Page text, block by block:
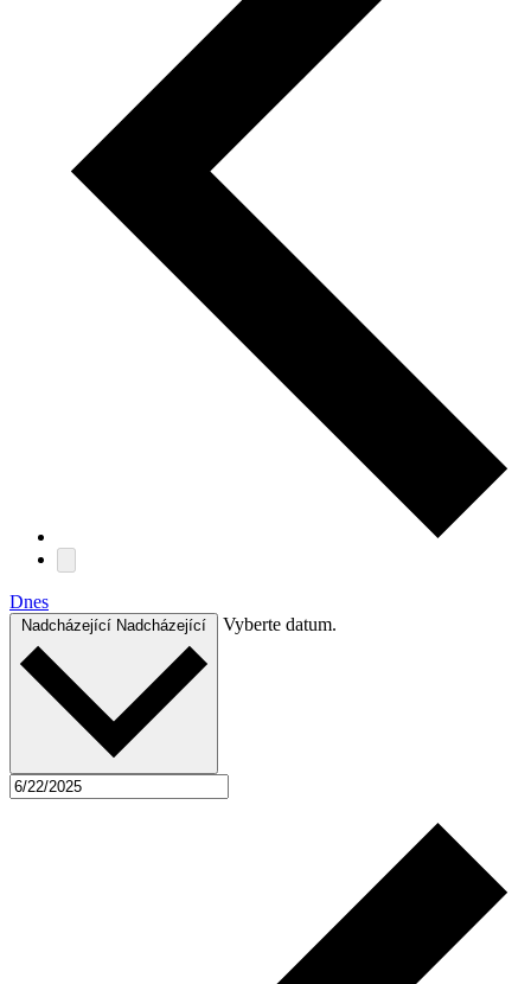
Dnes
Nadcházející Nadcházející Vyberte datum.